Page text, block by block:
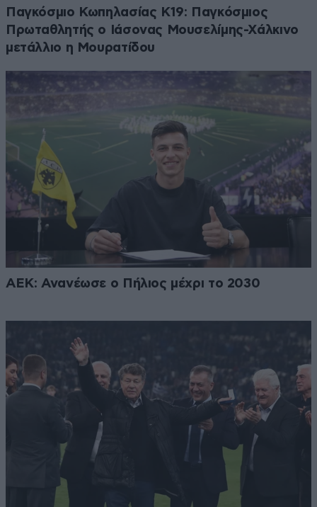
Παγκόσμιο Κωπηλασίας Κ19: Παγκόσμιος
Πρωταθλητής ο Ιάσονας Μουσελίμης-Χάλκινο
μετάλλιο η Μουρατίδου
ΑΕΚ: Ανανέωσε ο Πήλιος μέχρι το 2030